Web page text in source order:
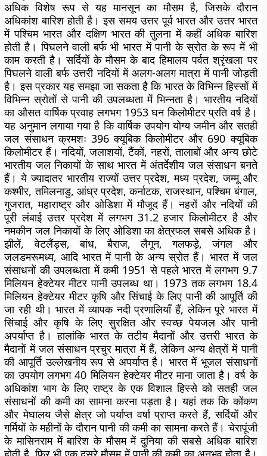
अधिक विशेष रूप से यह मानसून का मौसम है, जिसके दौरान
अधिकांश बारिश होती है। इस समय उत्तर पूर्व भारत और उत्तर भारत
में पश्चिम भारत और दक्षिण भारत की तुलना में कहीं अधिक बारिश
होती है। पिघलने वाली बर्फ भी भारत में पानी के स्रोत के रूप में भी
काम करती है। सर्दियों के मौसम के बाद हिमालय पर्वत श्रृंखला पर
पिघलने वाली बर्फ उत्तरी नदियों में अलग-अलग मात्रा में पानी जोड़ती
है। इस प्रकार यह समझा जा सकता है कि भारत के विभिन्न हिस्सों में
विभिन्न स्रोतों से पानी की उपलब्धता में भिन्नता है। भारतीय नदियों
का औसत वार्षिक प्रवाह लगभग 1953 घन किलोमीटर प्रति वर्ष है।
यह अनुमान लगाया गया है कि वार्षिक उपयोग योग्य जमीन और सतही
जल संसाधन क्रमशः 396 क्यूबिक किलोमीटर और 690 क्यूबिक
किलोमीटर हैं। नदियों, जलाशयों, टैंकों, नहरों, तालाबों और अन्य छोटे
भारतीय जल निकायों के साथ भारत में अंतर्देशीय जल संसाधन बनते
हैं। ये ज्यादातर भारतीय राज्यों उत्तर प्रदेश, मध्य प्रदेश, जम्मू और
कश्मीर, तमिलनाडु, आंध्र प्रदेश, कर्नाटक, राजस्थान, पश्चिम बंगाल,
गुजरात, महाराष्ट्र और ओडिशा में मौजूद हैं। नहरों और नदियों की
पूरी लंबाई उत्तर प्रदेश में लगभग 31.2 हजार किलोमीटर है और
नमकीन जल निकायों के लिए ओडिशा का क्षेत्रफल सबसे अधिक है।
झीलें, वेटलैंड्स, बांध, बैराज, लैगून, गलफड़े, जंगल और
जलडमरूमध्य, आदि भारत में पानी के अन्य स्रोत हैं। भारत में जल
संसाधनों की उपलब्धता में कमी 1951 से पहले भारत में लगभग 9.7
मिलियन हेक्टेयर मीटर पानी उपलब्ध था। 1973 तक लगभग 18.4
मिलियन हेक्टेयर मीटर कृषि और सिंचाई के लिए पानी की आपूर्ति की
जा रही थी। भारत में व्यापक नदी प्रणालियाँ हैं, लेकिन पूरे भारत में
सिंचाई और कृषि के लिए सुरक्षित और स्वच्छ पेयजल और पानी
अपर्याप्त है। हालांकि भारत के तटीय मैदानों और उत्तरी भारत के
मैदानों में जल संसाधन प्रचुर मात्रा में हैं, लेकिन अन्य क्षेत्रों में पानी
की आपूर्ति उल्लेखनीय रूप से अपर्याप्त है। भारत में भूजल संसाधनों
का उपयोग लगभग 40 मिलियन हेक्टेयर मीटर माना जाता है। वर्ष के
अधिकांश भाग के लिए राष्ट्र के एक विशाल हिस्से को सतही जल
संसाधनों की कमी का सामना करना पड़ता है। यहां तक ​​कि कोंकण
और मेघालय जैसे क्षेत्र जो पर्याप्त वर्षा प्राप्त करते हैं, सर्दियों और
गर्मियों के महीनों के दौरान पानी की कमी का सामना करते हैं। चेरापूंजी
के मासिनराम में बारिश के मौसम में दुनिया की सबसे अधिक बारिश